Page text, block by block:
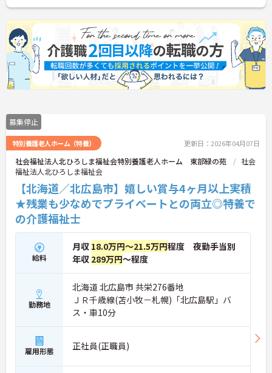
募集停止
特別養護老人ホーム（特養） 更新日：2026年04月07日
社会福祉法人北ひろしま福祉会特別養護老人ホーム 東部緑の苑
社会
福祉法人北ひろしま福祉会
【北海道／北広島市】嬉しい賞与4ヶ月以上実積
★残業も少なめでプライベートとの両立◎特養で
の介護福祉士
給料
月収 18.0万円～21.5万円程度 夜勤手当別
年収 289万円～程度
勤務地
北海道 北広島市 共栄276番地
ＪＲ千歳線(苫小牧－札幌)「北広島駅」バ
ス・車10分
雇用形態 正社員(正職員)